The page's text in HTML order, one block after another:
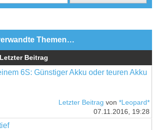
Themen…
Letzter Beitrag
6S: Günstiger Akku oder teuren Akku
Letzter Beitrag von *Leopard*
07.11.2016, 19:28